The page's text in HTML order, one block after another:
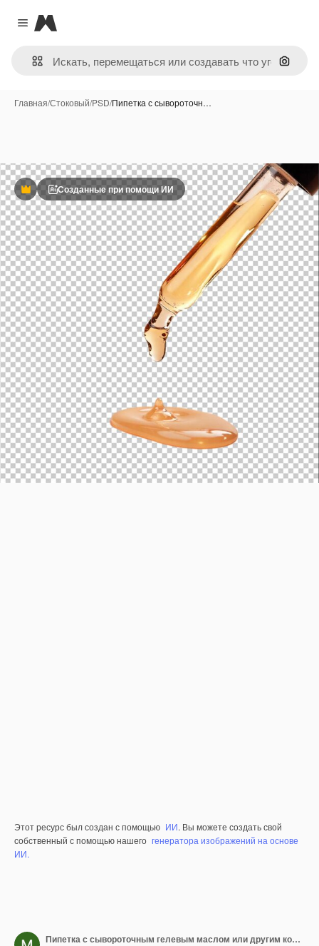
Close menu
Magnific
Поиск
Главная/Стоковый/PSD/Пипетка с сывороточн…
ПремиумСозданные при помощи ИИ
Этот ресурс был создан с помощью ИИ. Вы можете создать свой
собственный с помощью нашего генератора изображений на основе
ИИ.
Пипетка с сывороточным гелевым маслом или другим косметическим продуктом с падающей каплей Макро крупным планом